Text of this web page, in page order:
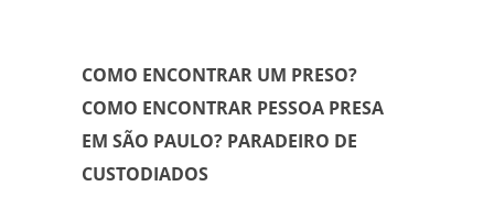
COMO ENCONTRAR UM PRESO?
COMO ENCONTRAR PESSOA PRESA
EM SÃO PAULO? PARADEIRO DE
CUSTODIADOS